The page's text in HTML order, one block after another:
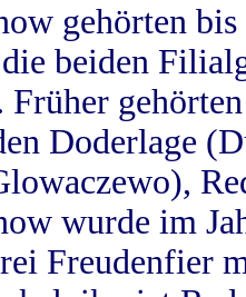
gehörten
beiden
Früher
Doderlage
wurde im
Freudenfier